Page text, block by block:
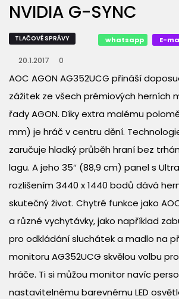
NVIDIA G-SYNC
TLAČOVÉ SPRÁVY whatsapp E-
20.1.2017 0
AOC AGON AG352UCG přináší
zážitek ze všech prémiových herních
řady AGON. Díky extra malému
mm) je hráč v centru dění. Technologie
zaručuje hladký průběh hraní bez
lagu. A jeho 35″ (88,9 cm) panel s
rozlišením 3440 x 1440 bodů dává
skutečný život. Chytré funkce jako
a různé vychytávky, jako například
pro odkládání sluchátek a madlo na
monitoru AG352UCG skvělou volbu
hráče. Ti si můžou monitor navíc
nastavitelnému barevnému LED